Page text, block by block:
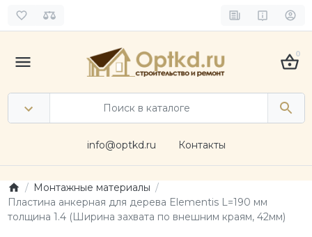
0
info@optkd.ru Контакты
Монтажные материалы
Пластина анкерная для дерева Elementis L=190 мм
толщина 1.4 (Ширина захвата по внешним краям, 42мм)